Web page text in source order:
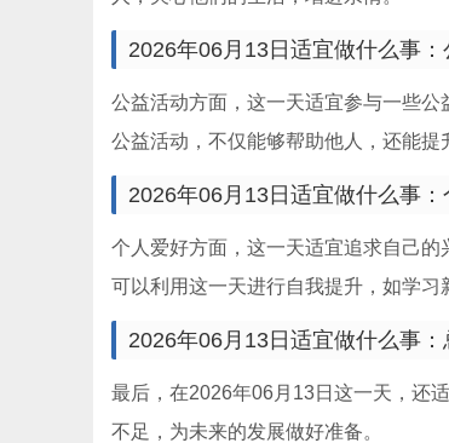
2026年06月13日适宜做什么事：
公益活动方面，这一天适宜参与一些
公益活动，不仅能够帮助他人，还能提
2026年06月13日适宜做什么事
个人爱好方面，这一天适宜追求自己
可以利用这一天进行自我提升，如学习
2026年06月13日适宜做什么事：
最后，在2026年06月13日这一天，还
不足，为未来的发展做好准备。